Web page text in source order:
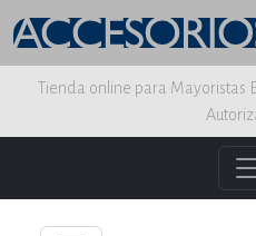
Tienda online para Mayoristas